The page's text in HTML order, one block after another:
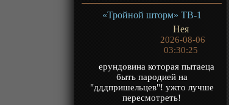
«Тройной шторм» ТВ-1
Нея
2026-08-06
03:30:25
ерундовина которая пытаеца
быть пародией на
"дддпришельцев"! ужто лучше
пересмотреть!